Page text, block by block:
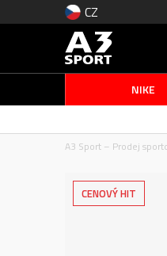
CZ
NIKE
A3 Sport – Prodej
CENOVÝ HIT